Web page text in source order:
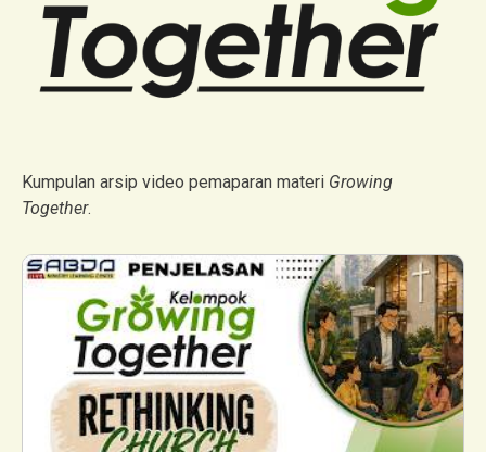
Kumpulan arsip video pemaparan materi Growing
Together.